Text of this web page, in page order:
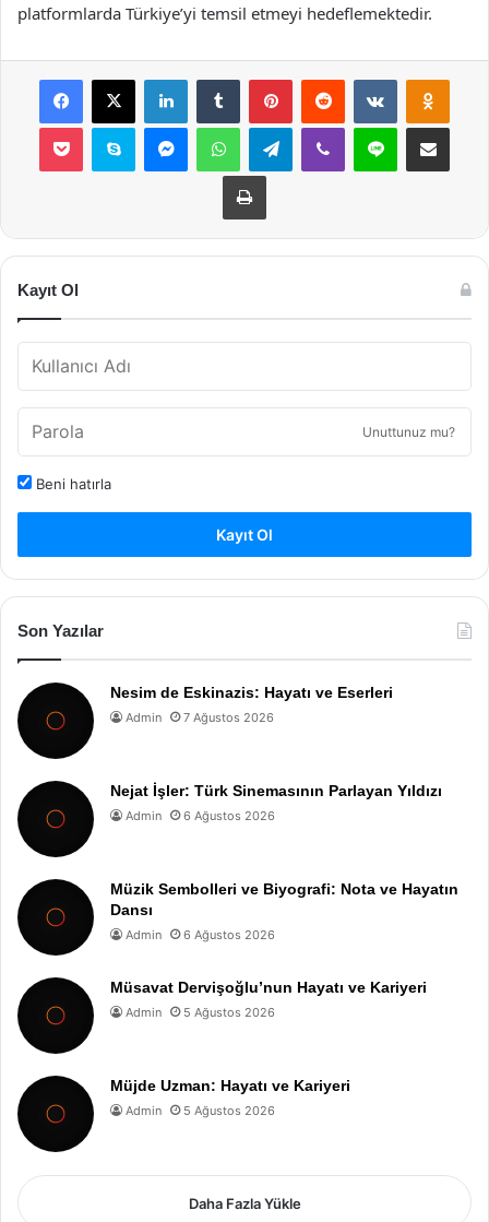
platformlarda Türkiye’yi temsil etmeyi hedeflemektedir.
Facebook
X LinkedInTumblr PinterestReddit VKontakte
Pocket Skype MessengerWhatsAppTelegramViber Line E-Posta ile
Yazdır
Kayıt Ol
Unuttunuz mu?
Beni hatırla
Kayıt Ol
Son Yazılar
Nesim de Eskinazis: Hayatı ve Eserleri
Admin 7 Ağustos 2026
Nejat İşler: Türk Sinemasının Parlayan Yıldızı
Admin 6 Ağustos 2026
Müzik Sembolleri ve Biyografi: Nota ve Hayatın
Dansı
Admin 6 Ağustos 2026
Müsavat Dervişoğlu’nun Hayatı ve Kariyeri
Admin 5 Ağustos 2026
Müjde Uzman: Hayatı ve Kariyeri
Admin 5 Ağustos 2026
Daha Fazla Yükle